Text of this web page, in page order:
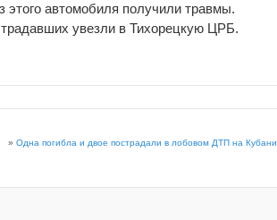
этого автомобиля получили травмы.
увезли в Тихорецкую ЦРБ.
» Одна погибла и двое пострадали в лобовом ДТП на Кубани